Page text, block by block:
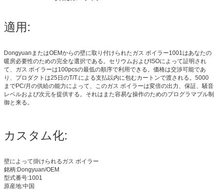
適用:
DongyuanまたはOEMからの壁に取り付けられたガス ボイラー1001はあなたの
暖房必要性のための完全な選択である。セリウムおよびISOによって証明され
て、ガス ボイラーは100pcsの最低の順序で利用できる。価格は交渉可能であ
り、プロダクトは25日のT/T.による支払以内に包むカートンで渡される。5000
までPC/月の供給の能力によって、このガス ボイラーは変倍の出力、保証、騒音
レベルおよび次元を提供する。それはまた容易な操作のためのプログラマブル制
御と来る。
カスタム化:
壁によって掛けられるガス ボイラー
銘柄:Dongyuan/OEM
型式番号:1001
原産地:中国